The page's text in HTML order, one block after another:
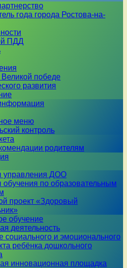
года города Ростова-на-
ПДД
победе
развития
меню
контроль
родителям
управления ДОО
обучения по образовательным
проект «Здоровый
обучение
деятельность
социального и эмоционального
ребёнка дошкольного
инновационная площадка